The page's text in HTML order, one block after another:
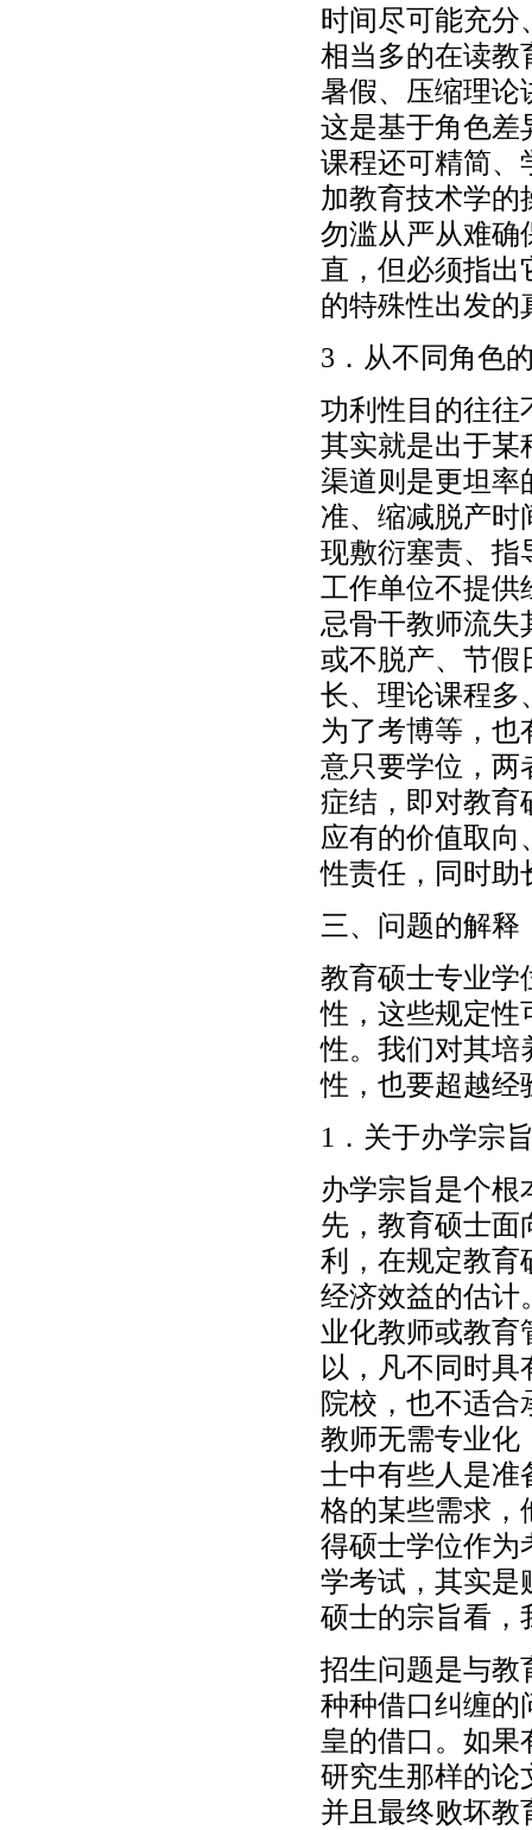
时间尽可能充分
相当多的在读教
暑假、压缩理论
这是基于角色差
课程还可精简、
加教育技术学的
勿滥从严从难确
直，但必须指出
的特殊性出发的
3．从不同角色
功利性目的往往
其实就是出于某
渠道则是更坦率
准、缩减脱产时
现敷衍塞责、指
工作单位不提供
忌骨干教师流失
或不脱产、节假
长、理论课程多
为了考博等，
意只要学位，两
症结，即对教育
应有的价值取
性责任，同时助
三、问题的解
教育硕士专业学
性，这些规定性
性。我们对其培
性，也要超越经
1．关于办学宗
办学宗旨是个
先，教育硕士面
利，在规定教育
经济效益的估计
业化教师或教育
以，凡不同时
院校，也不适
教师无需专业化
士中有些人是准
格的某些需求，
得硕士学位作为
学考试，其实是
硕士的宗旨看，
招生问题是与教
种种借口纠缠的
皇的借口。如
研究生那样的论
并且最终败坏教